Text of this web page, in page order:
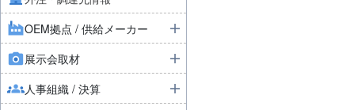
OEM拠点 / 供給メーカー
展示会取材
人事組織 / 決算